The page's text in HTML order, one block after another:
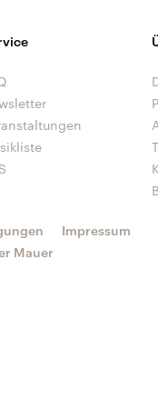
Impressum
Mauer